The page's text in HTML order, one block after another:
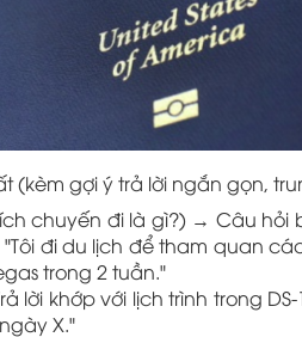
(kèm gợi ý trả lời ngắn gọn,
chuyến đi là gì?) → Câu hỏi
"Tôi đi du lịch để tham quan
trong 2 tuần."
lời khớp với lịch trình trong DS-
X."